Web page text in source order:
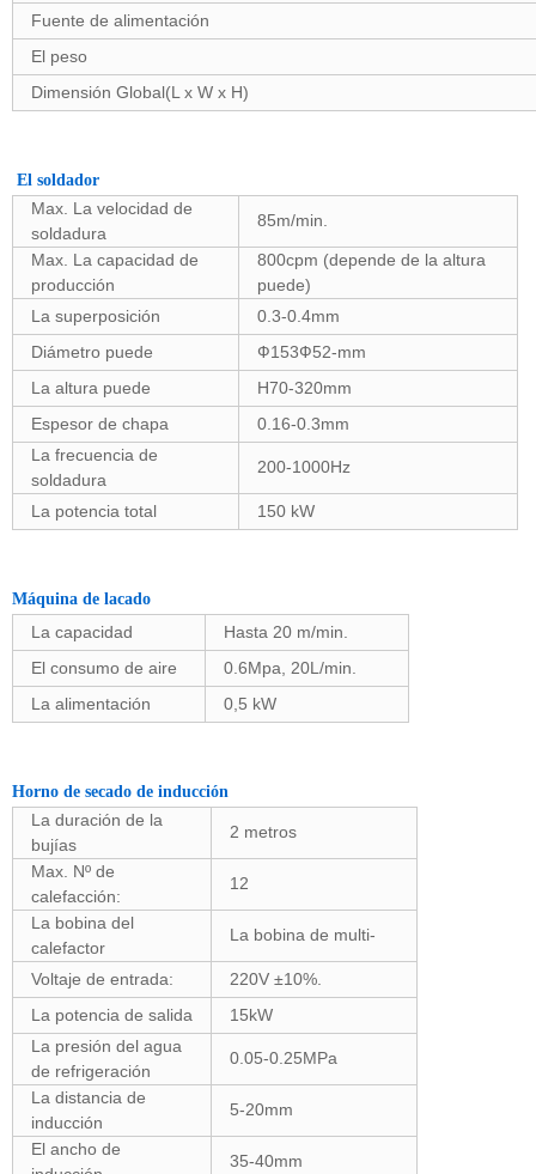
Fuente de alimentación
El peso
Dimensión Global(L x W x H)
El soldador
Max. La velocidad de
soldadura
85m/min.
Max. La capacidad de
producción
800cpm (depende de la altura
puede)
La superposición
0.3-0.4mm
Diámetro puede
Ф153Ф52-mm
La altura puede
H70-320mm
Espesor de chapa
0.16-0.3mm
La frecuencia de
soldadura
200-1000Hz
La potencia total 150 kW
Máquina de lacado
La capacidad
Hasta 20 m/min.
El consumo de aire
0.6Mpa, 20L/min.
La alimentación
0,5 kW
Horno de secado de inducción
La duración de la
bujías
2 metros
Max. Nº de
calefacción:
12
La bobina del
calefactor
La bobina de multi-
Voltaje de entrada:
220V ±10%.
La potencia de salida
15kW
La presión del agua
de refrigeración
0.05-0.25MPa
La distancia de
inducción
5-20mm
El ancho de
35-40mm